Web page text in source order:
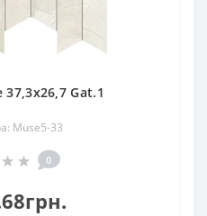
Gat.1
Muse5-33
0